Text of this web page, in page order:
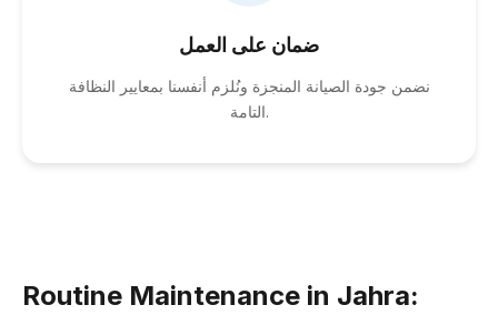
ضمان على العمل
نضمن جودة الصيانة المنجزة ونُلزم أنفسنا بمعايير النظافة
التامة.
Routine Maintenance in Jahra: